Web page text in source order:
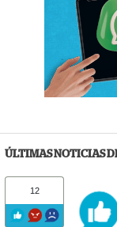
ÚLTIMAS NOTICIAS
12